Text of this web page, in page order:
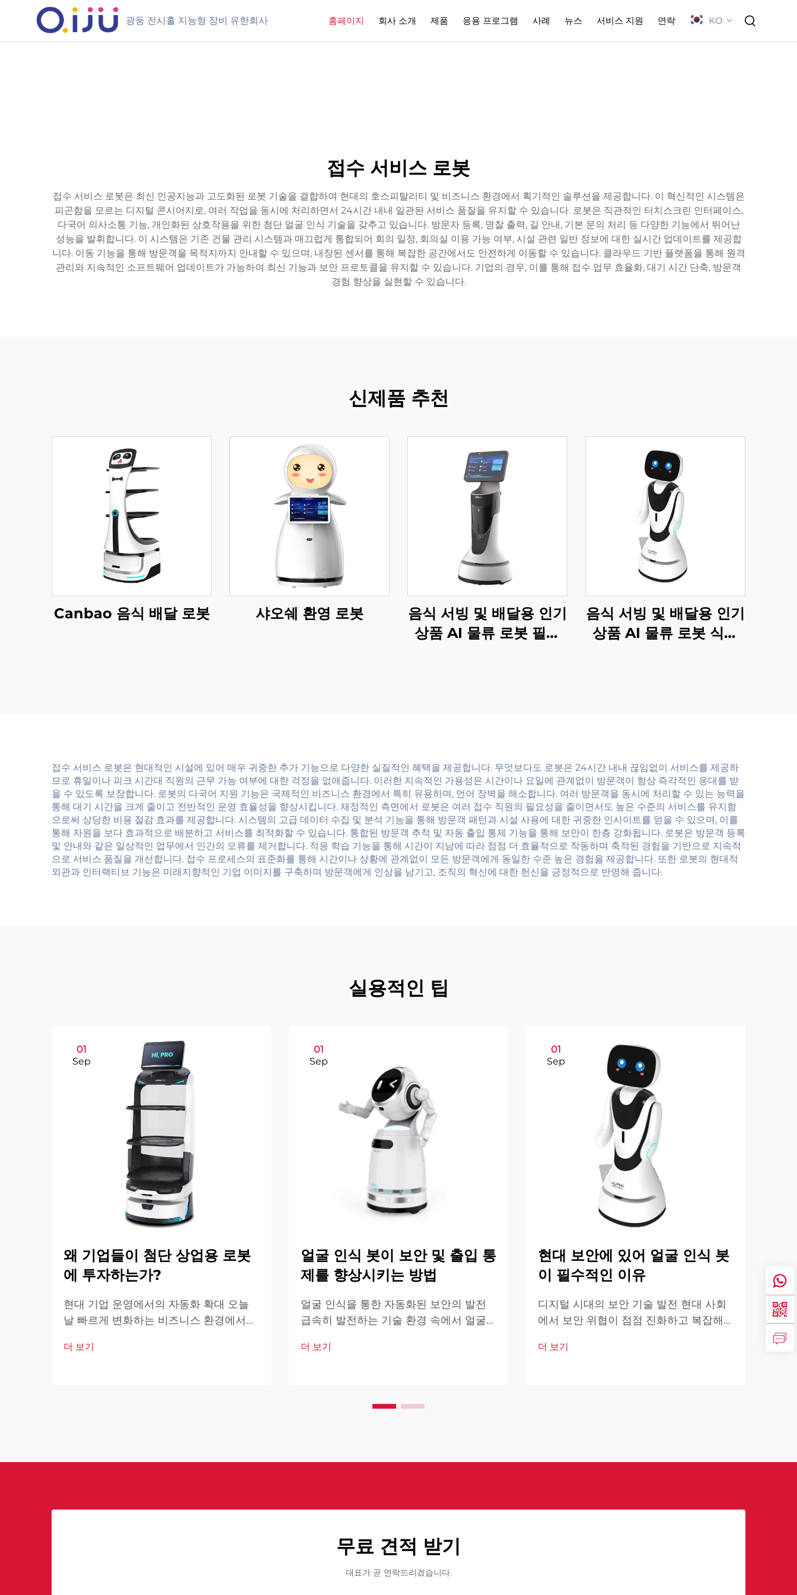
광둥 전시홀 지능형 장비 유한회사 홈페이지 회사 소개 제품 응용 프로그램 사례 뉴스 서비스 지원 연락 KO
접수 서비스 로봇
접수 서비스 로봇은 최신 인공지능과 고도화된 로봇 기술을 결합하여 현대의 호스피탈리티 및 비즈니스 환경에서 획기적인 솔루션을 제공합니다. 이 혁신적인 시스템은
피곤함을 모르는 디지털 콘시어지로, 여러 작업을 동시에 처리하면서 24시간 내내 일관된 서비스 품질을 유지할 수 있습니다. 로봇은 직관적인 터치스크린 인터페이스,
다국어 의사소통 기능, 개인화된 상호작용을 위한 첨단 얼굴 인식 기술을 갖추고 있습니다. 방문자 등록, 명찰 출력, 길 안내, 기본 문의 처리 등 다양한 기능에서 뛰어난
성능을 발휘합니다. 이 시스템은 기존 건물 관리 시스템과 매끄럽게 통합되어 회의 일정, 회의실 이용 가능 여부, 시설 관련 일반 정보에 대한 실시간 업데이트를 제공합
니다. 이동 기능을 통해 방문객을 목적지까지 안내할 수 있으며, 내장된 센서를 통해 복잡한 공간에서도 안전하게 이동할 수 있습니다. 클라우드 기반 플랫폼을 통해 원격
관리와 지속적인 소프트웨어 업데이트가 가능하여 최신 기능과 보안 프로토콜을 유지할 수 있습니다. 기업의 경우, 이를 통해 접수 업무 효율화, 대기 시간 단축, 방문객
경험 향상을 실현할 수 있습니다.
신제품 추천
Canbao 음식 배달 로봇 샤오쉐 환영 로봇
음식 서빙 및 배달용 인기
상품 AI 물류 로봇 필수
음식 서빙 및 배달용 인기
상품 AI 물류 로봇 식당
접수 서비스 로봇은 현대적인 시설에 있어 매우 귀중한 추가 기능으로 다양한 실질적인 혜택을 제공합니다. 무엇보다도 로봇은 24시간 내내 끊임없이 서비스를 제공하
므로 휴일이나 피크 시간대 직원의 근무 가능 여부에 대한 걱정을 없애줍니다. 이러한 지속적인 가용성은 시간이나 요일에 관계없이 방문객이 항상 즉각적인 응대를 받
을 수 있도록 보장합니다. 로봇의 다국어 지원 기능은 국제적인 비즈니스 환경에서 특히 유용하며, 언어 장벽을 해소합니다. 여러 방문객을 동시에 처리할 수 있는 능력을
통해 대기 시간을 크게 줄이고 전반적인 운영 효율성을 향상시킵니다. 재정적인 측면에서 로봇은 여러 접수 직원의 필요성을 줄이면서도 높은 수준의 서비스를 유지함
으로써 상당한 비용 절감 효과를 제공합니다. 시스템의 고급 데이터 수집 및 분석 기능을 통해 방문객 패턴과 시설 사용에 대한 귀중한 인사이트를 얻을 수 있으며, 이를
통해 자원을 보다 효과적으로 배분하고 서비스를 최적화할 수 있습니다. 통합된 방문객 추적 및 자동 출입 통제 기능을 통해 보안이 한층 강화됩니다. 로봇은 방문객 등록
및 안내와 같은 일상적인 업무에서 인간의 오류를 제거합니다. 적응 학습 기능을 통해 시간이 지남에 따라 점점 더 효율적으로 작동하며 축적된 경험을 기반으로 지속적
으로 서비스 품질을 개선합니다. 접수 프로세스의 표준화를 통해 시간이나 상황에 관계없이 모든 방문객에게 동일한 수준 높은 경험을 제공합니다. 또한 로봇의 현대적
외관과 인터랙티브 기능은 미래지향적인 기업 이미지를 구축하며 방문객에게 인상을 남기고, 조직의 혁신에 대한 헌신을 긍정적으로 반영해 줍니다.
실용적인 팁
01
Sep
왜 기업들이 첨단 상업용 로봇
에 투자하는가?
현대 기업 운영에서의 자동화 확대 오늘
날 빠르게 변화하는 비즈니스 환경에서
심 요소가 되고 있습니다. 이러한 고도로
더 보기
01
Sep
얼굴 인식 봇이 보안 및 출입 통
제를 향상시키는 방법
얼굴 인식을 통한 자동화된 보안의 발전
급속히 발전하는 기술 환경 속에서 얼굴
로 자리 잡고 있습니다. 이러한 고도로 발
더 보기
01
Sep
현대 보안에 있어 얼굴 인식 봇
이 필수적인 이유
디지털 시대의 보안 기술 발전 현대 사회
에서 보안 위협이 점점 진화하고 복잡해
기술은 안전 및 감시 접근 방식을 혁신적
더 보기
을
가?
현
료
무료 견적 받기
대표가 곧 연락드리겠습니다.